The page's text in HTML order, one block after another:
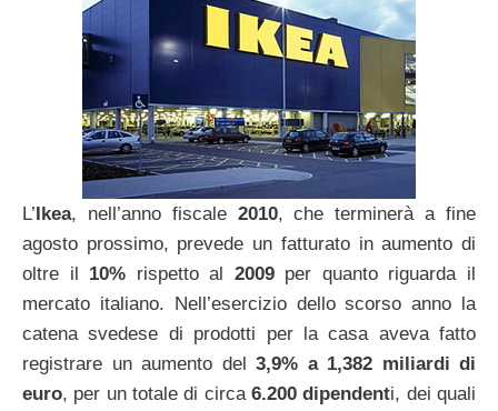
L’Ikea, nell’anno fiscale 2010, che terminerà a fine
agosto prossimo, prevede un fatturato in aumento di
oltre il 10% rispetto al 2009 per quanto riguarda il
mercato italiano. Nell’esercizio dello scorso anno la
catena svedese di prodotti per la casa aveva fatto
registrare un aumento del 3,9% a 1,382 miliardi di
euro, per un totale di circa 6.200 dipendenti, dei quali